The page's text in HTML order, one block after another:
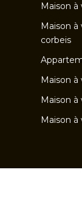
Maison à
Maison à
corbeis
Maison à
Maison à
Maison à